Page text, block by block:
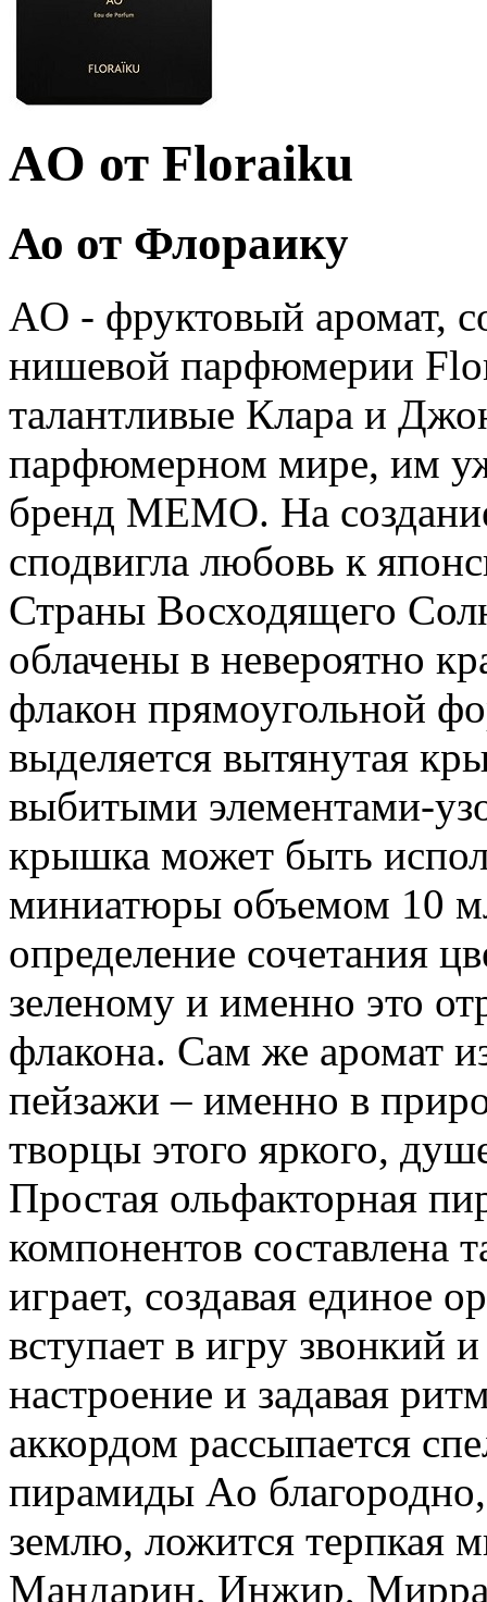
AO от Floraiku
Ао от Флораику
AO - фруктовый аромат,
нишевой парфюмерии
талантливые Клара и
парфюмерном мире, им
бренд MEMO. На
сподвигла любовь к
Страны Восходящего
облачены в невероятно
флакон прямоугольной
выделяется вытянутая
выбитыми элементами-
крышка может быть
миниатюры объемом 10
определение сочетания
зеленому и именно это
флакона. Сам же аромат
пейзажи – именно в
творцы этого яркого,
Простая ольфакторная
компонентов составлена
играет, создавая единое
вступает в игру звонкий
настроение и задавая
аккордом рассыпается
пирамиды Ao
землю, ложится терпкая
Мандарин, Инжир,